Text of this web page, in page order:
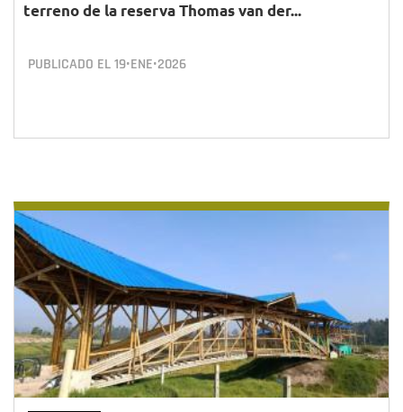
terreno de la reserva Thomas van der...
PUBLICADO EL19•ENE•2026